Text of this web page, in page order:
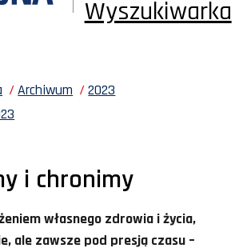
Wyszukiwarka
Archiwum
2023
i chronimy
własnego zdrowia i życia,
ale zawsze pod presją czasu –